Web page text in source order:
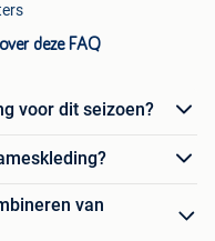
deze FAQ
voor dit seizoen?
van